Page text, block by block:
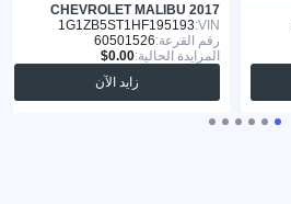
CHEVROLET MALIBU 2017
VIN:
1G1ZB5ST1HF195193
رقم القرعة:60501526
المزايدة الحالية:
زايد الآن